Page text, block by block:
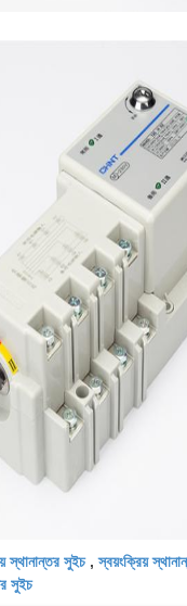
স্থানান্তর সুইচ,স্বয়ংক্রিয়
সুইচ